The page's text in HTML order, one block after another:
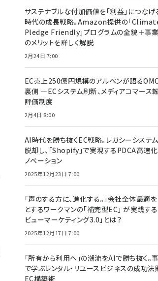
サステナブルな付加価値を「利益」につなげ
時代の成長戦略。Amazon提供の「
Pledge Friendly」プログラムの全貌＋事
のメリットを詳しく解説
2月24日 7:00
EC売上250億円規模のアルペンが語る
裏側 ―ECシステム刷新、メディアコマース転
評価制度
2月4日 8:00
AI時代を勝ち抜くEC戦略。レガシーシステ
脱却し、「Shopify」で実現するPDCA高速化
ノベーション
2025年12月23日 7:00
「声のする方に、進化する。」会社全体最適
とするワークマンの「補完型EC」 が実践する
ビューマーケティング3.0」とは？
2025年12月17日 7:00
「所有から利用へ」の潮流をAIで勝ち抜く。
で学ぶレンタル・リユースビジネスの成功法
EC構築術